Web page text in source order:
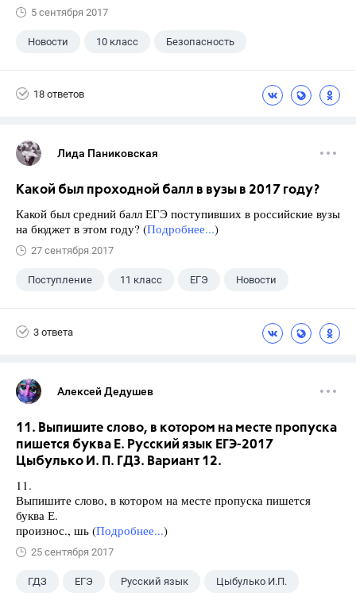
5 сентября 2017
Новости 10 класс Безопасность
18 ответов
Лида Паниковская
Какой был проходной балл в вузы в 2017 году?
Какой был средний балл ЕГЭ поступивших в российские вузы
на бюджет в этом году? (Подробнее...)
27 сентября 2017
Поступление 11 класс ЕГЭ Новости
3 ответа
Алексей Дедушев
11. Выпишите слово, в котором на месте пропуска
пишется буква Е. Русский язык ЕГЭ-2017
Цыбулько И. П. ГДЗ. Вариант 12.
11.
Выпишите слово, в котором на месте пропуска пишется
буква Е.
произнос., шь (Подробнее...)
25 сентября 2017
ГДЗ ЕГЭ Русский язык Цыбулько И.П.